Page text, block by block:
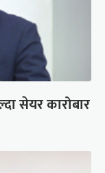
सेयर कारोबार